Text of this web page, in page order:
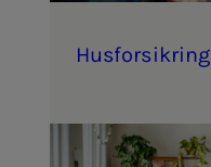
Hus­­­for­­­sik­ring